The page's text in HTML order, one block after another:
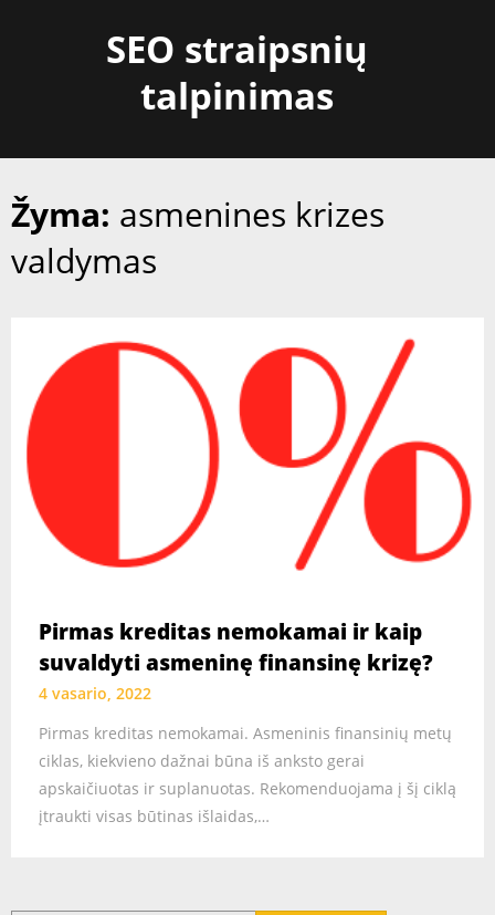
SEO straipsnių
talpinimas
Žyma: asmenines krizes
valdymas
Pirmas kreditas nemokamai ir kaip
suvaldyti asmeninę finansinę krizę?
4 vasario, 2022
Pirmas kreditas nemokamai. Asmeninis finansinių metų
ciklas, kiekvieno dažnai būna iš anksto gerai
apskaičiuotas ir suplanuotas. Rekomenduojama į šį ciklą
įtraukti visas būtinas išlaidas,…